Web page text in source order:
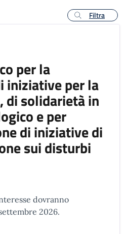
Filtra
per la
iniziative per la
di solidarietà in
e per
di iniziative di
sui disturbi
dovranno
2026.